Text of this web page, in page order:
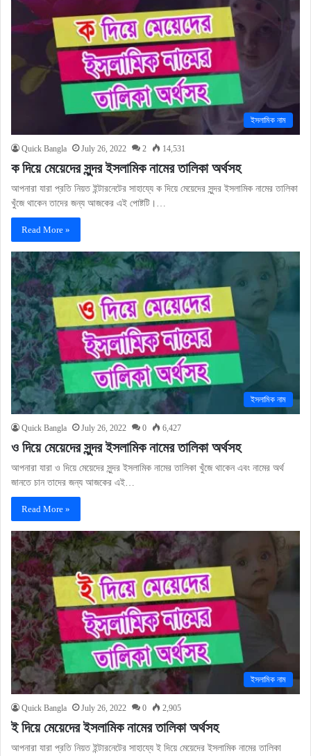
ইসলামিক নাম
Quick Bangla July 26, 2022 2 14,531
ক দিয়ে মেয়েদের সুন্দর ইসলামিক নামের তালিকা অর্থসহ
আপনারা যারা প্রতি নিয়ত ইন্টারনেটের সাহায্যে ক দিয়ে মেয়েদের সুন্দর ইসলামিক নামের তালিকা
খুঁজে থাকেন তাদের জন্য আজকের এই পোষ্টটি।…
Read More »
ইসলামিক নাম
Quick Bangla July 26, 2022 0 6,427
ও দিয়ে মেয়েদের সুন্দর ইসলামিক নামের তালিকা অর্থসহ
আপনারা যারা ও দিয়ে মেয়েদের সুন্দর ইসলামিক নামের তালিকা খুঁজে থাকেন এবং নামের অর্থ
জানতে চান তাদের জন্য আজকের এই…
Read More »
ইসলামিক নাম
Quick Bangla July 26, 2022 0 2,905
ই দিয়ে মেয়েদের ইসলামিক নামের তালিকা অর্থসহ
আপনারা যারা প্রতি নিয়ত ইন্টারনেটের সাহায্যে ই দিয়ে মেয়েদের ইসলামিক নামের তালিকা